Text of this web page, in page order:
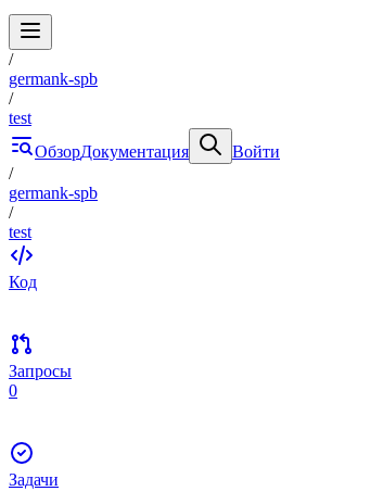
/
germank-spb
/
test
ОбзорДокументация
Войти
/
germank-spb
/
test
Код
Запросы
0
Задачи